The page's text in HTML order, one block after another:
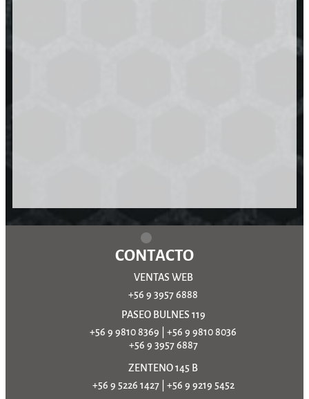
CONTACTO
VENTAS WEB
+56 9 3957 6888
PASEO BULNES 119
+56 9 9810 8369
+56 9 9810 8036
+56 9 3957 6887
ZENTENO 145 B
+56 9 5226 1427| +56 9 9219 5452